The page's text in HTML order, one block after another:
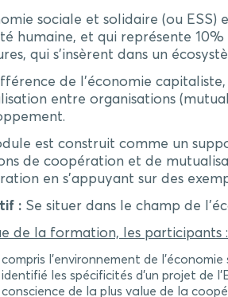
sociale et solidaire (ou ESS)
humaine, et qui représente
qui s’insèrent dans un
de l’économie
entre organisations
est construit comme un
de coopération et de
en s’appuyant sur des
: Se situer dans le champ de
de la formation, les participants :
l’environnement de
les spécificités d’un projet de
de la plus value de la